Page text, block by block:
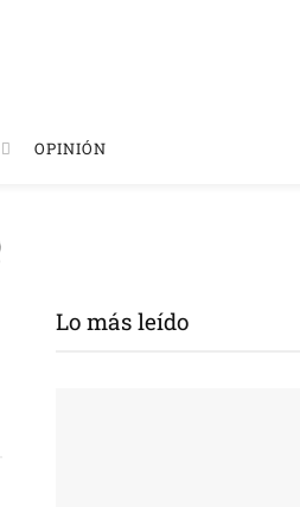
OPINIÓN
Lo más leído